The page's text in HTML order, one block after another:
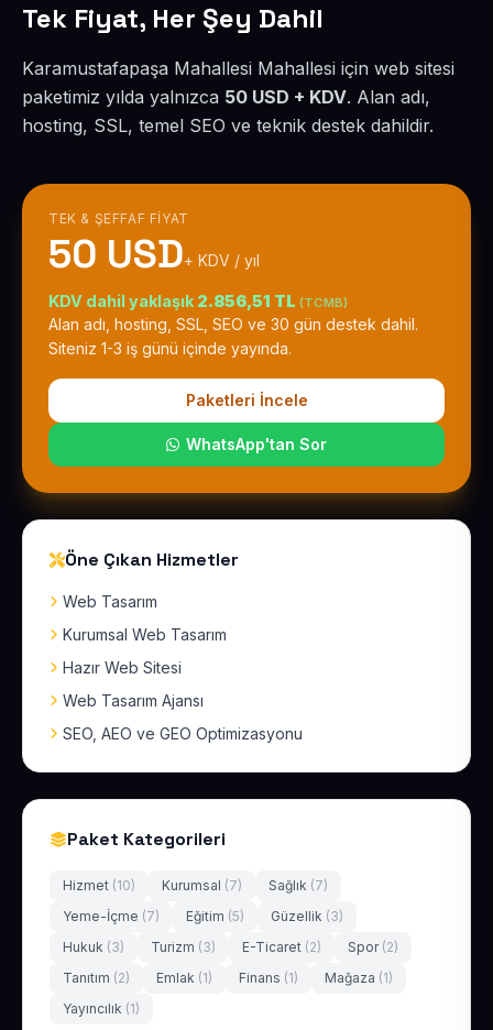
Tek Fiyat, Her Şey Dahil
Karamustafapaşa Mahallesi Mahallesi için web sitesi
paketimiz yılda yalnızca 50 USD + KDV. Alan adı,
hosting, SSL, temel SEO ve teknik destek dahildir.
TEK & ŞEFFAF FIYAT
50 USD+ KDV / yıl
KDV dahil yaklaşık 2.856,51 TL (TCMB)
Alan adı, hosting, SSL, SEO ve 30 gün destek dahil.
Siteniz 1-3 iş günü içinde yayında.
Paketleri İncele
WhatsApp'tan Sor
Öne Çıkan Hizmetler
Web Tasarım
Kurumsal Web Tasarım
Hazır Web Sitesi
Web Tasarım Ajansı
SEO, AEO ve GEO Optimizasyonu
Paket Kategorileri
Hizmet (10) Kurumsal (7) Sağlık (7)
Yeme-İçme (7) Eğitim (5) Güzellik (3)
Hukuk (3) Turizm (3) E-Ticaret (2) Spor (2)
Tanıtım (2) Emlak (1) Finans (1) Mağaza (1)
Yayıncılık (1)